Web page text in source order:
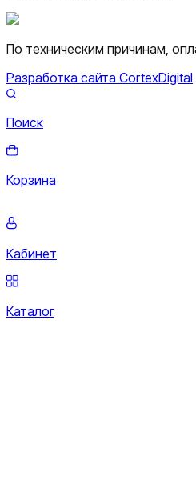
По техническим причинам,
Разработка сайта CortexDigital
Поиск
Корзина
Кабинет
Каталог